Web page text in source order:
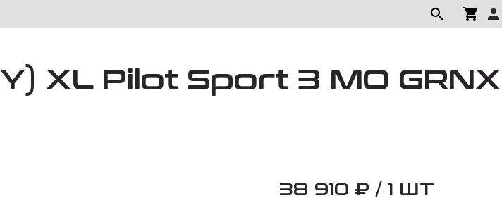
XL Pilot Sport 3 MO GRNX
38 910 ₽ / 1 ШТ